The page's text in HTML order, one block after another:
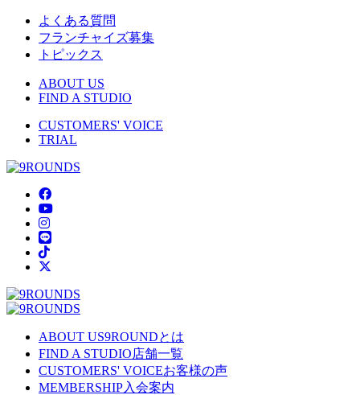
よくある質問
フランチャイズ募集
トピックス
ABOUT US
FIND A STUDIO
CUSTOMERS' VOICE
TRIAL
ABOUT US9ROUNDとは
FIND A STUDIO店舗一覧
CUSTOMERS' VOICEお客様の声
MEMBERSHIP入会案内